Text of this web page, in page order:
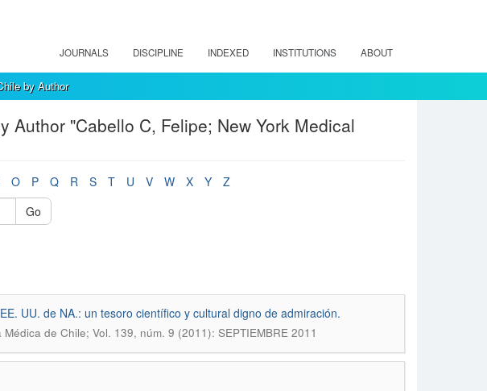
JOURNALS DISCIPLINE INDEXED INSTITUTIONS ABOUT
by Author
Author "Cabello C, Felipe; New York Medical
O P Q R S T U V W X Y
Z
Go
UU. de NA.: un tesoro científico y cultural digno de admiración.
Médica de Chile; Vol. 139, núm. 9 (2011): SEPTIEMBRE 2011